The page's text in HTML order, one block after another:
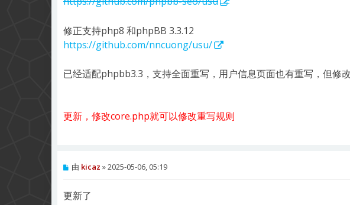
修正支持php8 和phpBB 3.3.12
https://github.com/nncuong/usu/
已经适配phpbb3.3，支持全面重写，用户信息页面也有重写，但修
更新，修改core.php就可以修改重写规则
帖
由 kicaz »2025-05-06, 05:19
更新了